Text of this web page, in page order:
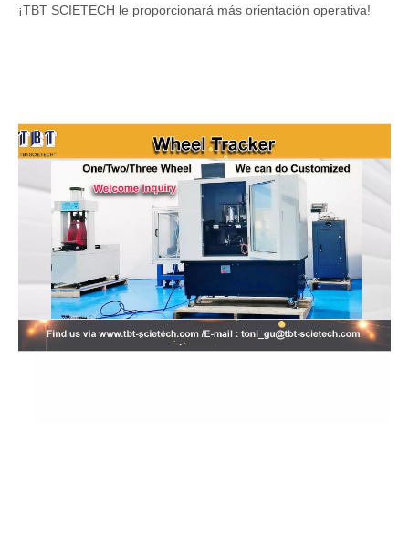
¡TBT SCIETECH le proporcionará más orientación operativa!